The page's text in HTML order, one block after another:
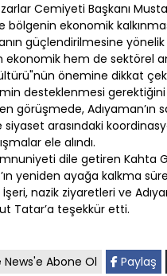
Cemiyeti Başkanı
ekonomik
güçlendirilmesine
ekonomik hem de sektörel
önemine dikkat
desteklenmesi
görüşmede,
arasındaki
ele alındı.
dile getiren Kahta
yeniden ayağa kalkma
İşeri, nazik ziyaretleri ve
Tatar’a teşekkür etti.
News'e Abone Ol Paylaş